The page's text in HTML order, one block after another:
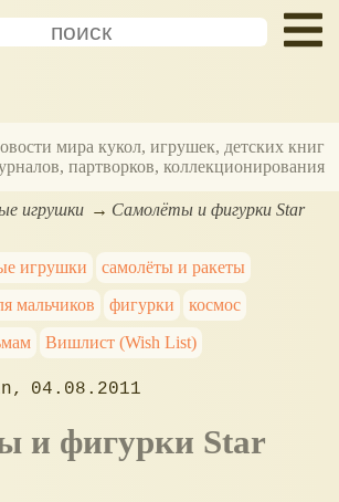
мира кукол, игрушек, детских книг
партворков, коллекционирования
игрушки
Самолёты и фигурки Star
игрушки
самолёты и ракеты
мальчиков фигурки
космос
Вишлист (Wish List)
04.08.2011